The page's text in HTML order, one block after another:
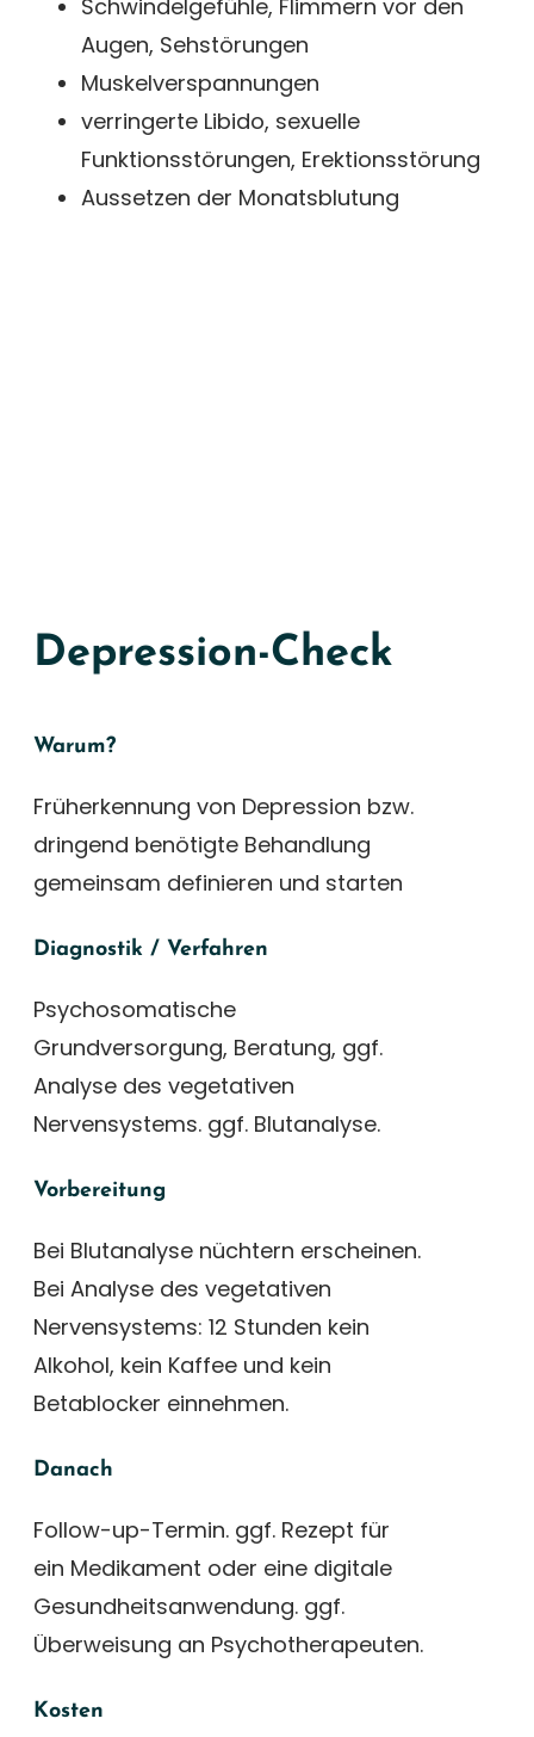
Schwindelgefühle, Flimmern vor den
Augen, Sehstörungen
Muskelverspannungen
verringerte Libido, sexuelle
Funktionsstörungen, Erektionsstörung
Aussetzen der Monatsblutung
Depression-Check
Warum?
Früherkennung von Depression bzw.
dringend benötigte Behandlung
gemeinsam definieren und starten
Diagnostik / Verfahren
Psychosomatische
Grundversorgung, Beratung, ggf.
Analyse des vegetativen
Nervensystems. ggf. Blutanalyse.
Vorbereitung
Bei Blutanalyse nüchtern erscheinen.
Bei Analyse des vegetativen
Nervensystems: 12 Stunden kein
Alkohol, kein Kaffee und kein
Betablocker einnehmen.
Danach
Follow-up-Termin. ggf. Rezept für
ein Medikament oder eine digitale
Gesundheitsanwendung. ggf.
Überweisung an Psychotherapeuten.
Kosten